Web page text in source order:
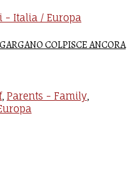
- Italia / Europa
COLPISCE ANCORA
, Parents - Family,